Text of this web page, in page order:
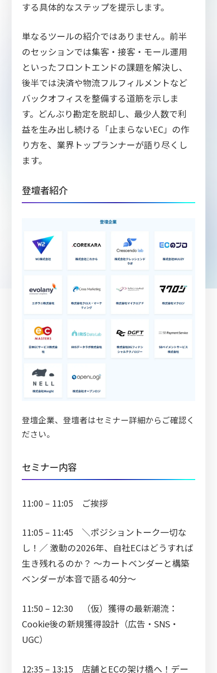
する具体的なステップを提示します。
単なるツールの紹介ではありません。前半
のセッションでは集客・接客・モール運用
といったフロントエンドの課題を解決し、
後半では決済や物流フルフィルメントなど
バックオフィスを整備する道筋を示しま
す。どんぶり勘定を脱却し、最少人数で利
益を生み出し続ける「止まらないEC」の作
り方を、業界トップランナーが語り尽くし
ます。
登壇者紹介
登壇企業、登壇者はセミナー詳細からご確認く
ださい。
セミナー内容
11:00 – 11:05 ご挨拶
11:05 – 11:45 ＼ポジショントーク一切な
し！／ 激動の2026年、自社ECはどうすれば
生き残れるのか？ ～カートベンダーと構築
ベンダーが本音で語る40分～
11:50 – 12:30 （仮）獲得の最新潮流：
Cookie後の新規獲得設計（広告・SNS・
UGC）
12:35 – 13:15 店舗とECの架け橋へ！デー